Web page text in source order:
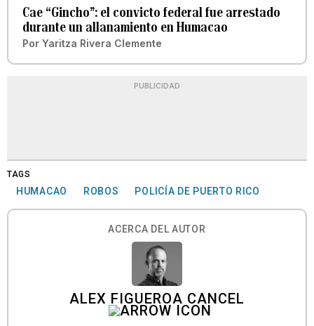
Cae “Gincho”: el convicto federal fue arrestado
durante un allanamiento en Humacao
Por Yaritza Rivera Clemente
PUBLICIDAD
TAGS
HUMACAO ROBOS POLICÍA DE PUERTO RICO
ACERCA DEL AUTOR
ALEX FIGUEROA CANCEL